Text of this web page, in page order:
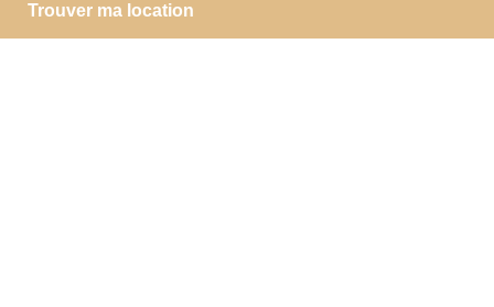
Trouver ma location